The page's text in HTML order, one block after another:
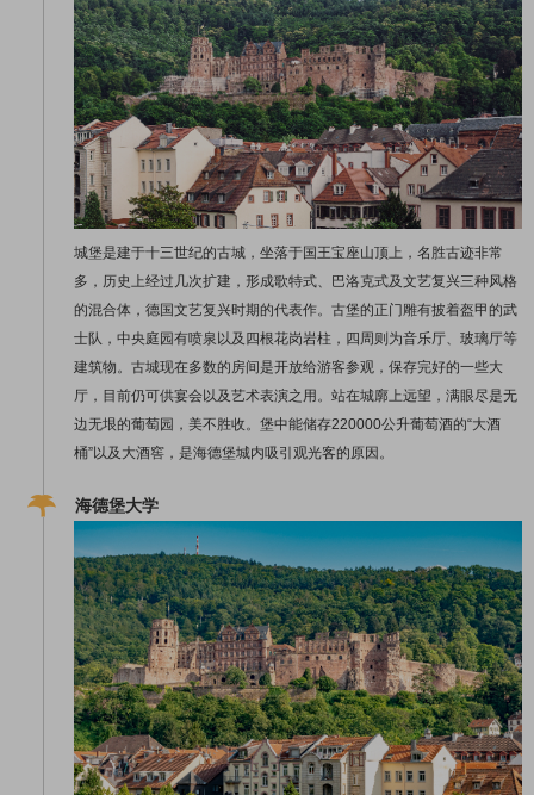
城堡是建于十三世纪的古城，坐落于国王宝座山顶上，名胜古迹非常
多，历史上经过几次扩建，形成歌特式、巴洛克式及文艺复兴三种风格
的混合体，德国文艺复兴时期的代表作。古堡的正门雕有披着盔甲的武
士队，中央庭园有喷泉以及四根花岗岩柱，四周则为音乐厅、玻璃厅等
建筑物。古城现在多数的房间是开放给游客参观，保存完好的一些大
厅，目前仍可供宴会以及艺术表演之用。站在城廓上远望，满眼尽是无
边无垠的葡萄园，美不胜收。堡中能储存220000公升葡萄酒的“大酒
桶”以及大酒窖，是海德堡城内吸引观光客的原因。
海德堡大学